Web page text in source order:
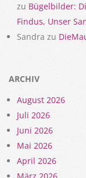
zu Bügelbilder:
Findus, Unser
Sandra zu
ARCHIV
August 2026
Juli 2026
Juni 2026
Mai 2026
April 2026